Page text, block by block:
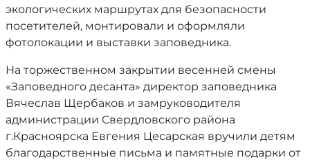
экологических маршрутах для безопасности
посетителей, монтировали и оформляли
фотолокации и выставки заповедника.
На торжественном закрытии весенней смены
«Заповедного десанта» директор заповедника
Вячеслав Щербаков и замруководителя
администрации Свердловского района
г.Красноярска Евгения Цесарская вручили детям
благодарственные письма и памятные подарки от